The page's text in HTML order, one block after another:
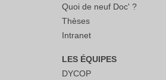
Quoi de neuf Doc' ?
Thèses
Intranet
LES ÉQUIPES
DYCOP